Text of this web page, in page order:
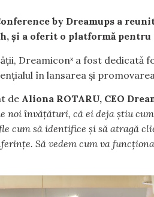
by Dreamups a
și a oferit o platformă pentru
Dreamiconˣ a fost dedicată
în lansarea și
de Aliona ROTARU, CEO
noi învățături, că ei deja știu
cum să identifice și să atragă
Să vedem cum va